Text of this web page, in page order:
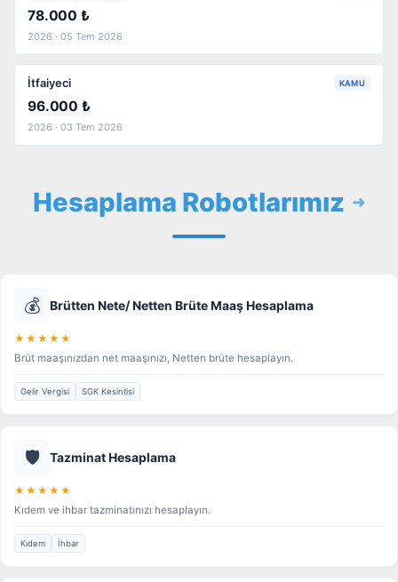
78.000 ₺
2026 · 05 Tem 2026
İtfaiyeci KAMU
96.000 ₺
2026 · 03 Tem 2026
Hesaplama Robotlarımız
💰 Brütten Nete/ Netten Brüte Maaş Hesaplama
★★★★★
Brüt maaşınızdan net maaşınızı, Netten brüte hesaplayın.
Gelir Vergisi SGK Kesintisi
🛡️ Tazminat Hesaplama
★★★★★
Kıdem ve ihbar tazminatınızı hesaplayın.
Kıdem İhbar